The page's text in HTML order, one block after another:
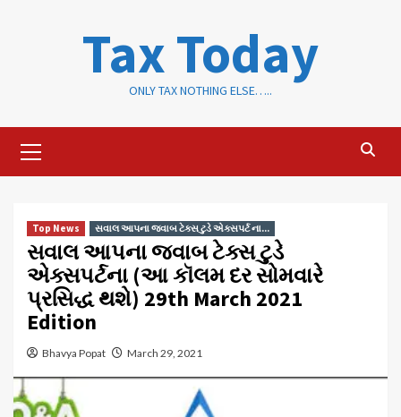
Tax Today
ONLY TAX NOTHING ELSE…..
Menu
Top News સવાલ આપના જવાબ ટેક્સ ટુડે એક્સપર્ટ ના...
સવાલ આપના જવાબ ટેક્સ ટુડે
એક્સપર્ટના (આ કૉલમ દર સોમવારે
પ્રસિદ્ધ થશે) 29th March 2021
Edition
Bhavya Popat March 29, 2021